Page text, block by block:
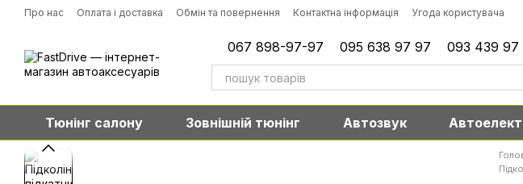
Перейти до основного контенту
Про нас Оплата і доставка Обмін та повернення Контактна інформація Угода користувача
067 898-97-97 095 638 97 97 093 439 97
Тюнінг салону Зовнішній тюнінг Автозвук